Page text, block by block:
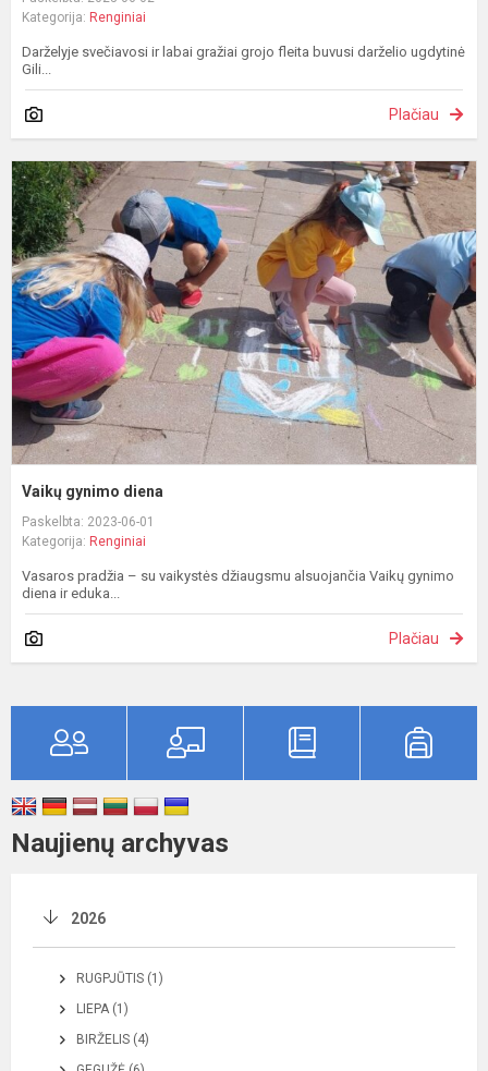
Kategorija: Renginiai
Darželyje svečiavosi ir labai gražiai grojo fleita buvusi darželio ugdytinė
Gili...
Plačiau
Vaikų gynimo diena
Paskelbta: 2023-06-01
Kategorija: Renginiai
Vasaros pradžia – su vaikystės džiaugsmu alsuojančia Vaikų gynimo
diena ir eduka...
Plačiau
Naujienų archyvas
2026
RUGPJŪTIS (1)
LIEPA (1)
BIRŽELIS (4)